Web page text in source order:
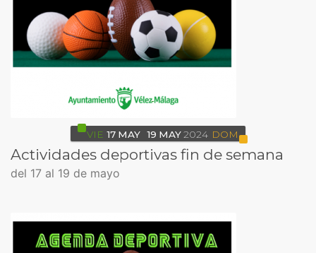
VIE 17 MAY 19 MAY2024 DOM
Actividades deportivas fin de semana
del 17 al 19 de mayo